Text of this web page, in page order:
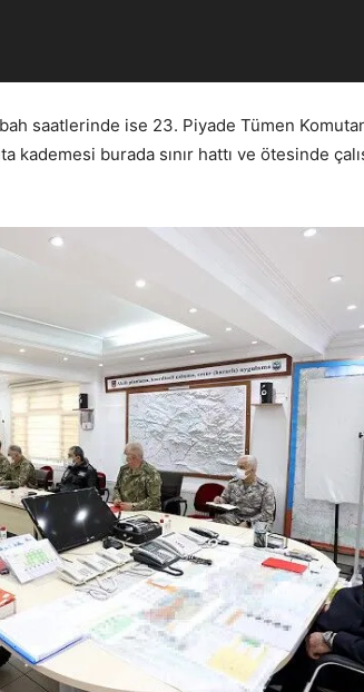
saatlerinde ise 23. Piyade Tümen
kademesi burada sınır hattı ve ötesinde